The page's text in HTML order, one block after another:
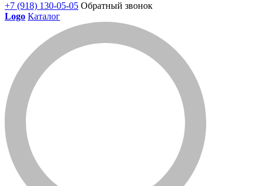
+7 (918) 130-05-05 Обратный звонок
Logo Каталог